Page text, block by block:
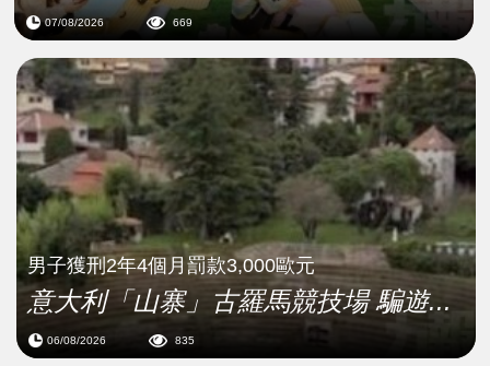
07/08/2026 669
男子獲刑2年4個月罰款3,000歐元
意大利「山寨」古羅馬競技場 騙遊...
06/08/2026 835